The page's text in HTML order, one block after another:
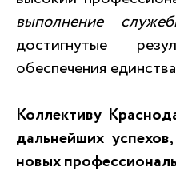
выполнение
достигнутые
обеспечения
Коллективу
дальнейших
новых